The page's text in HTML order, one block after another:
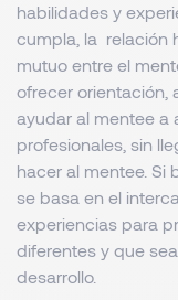
habilidades y
cumpla, la relación
mutuo entre el
ofrecer orientación,
ayudar al mentee a
profesionales, sin
hacer al mentee. Si
se basa en el
experiencias para
diferentes y que
desarrollo.